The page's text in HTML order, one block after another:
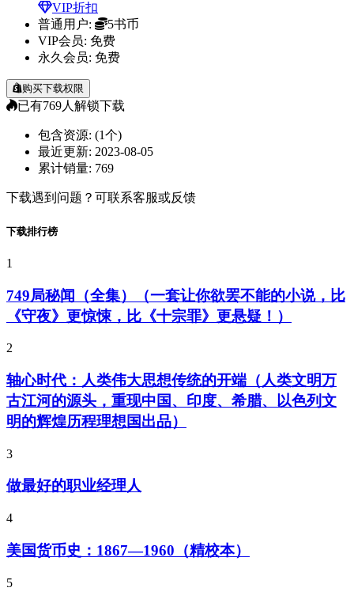
VIP折扣
普通用户:
5书币
VIP会员: 免费
永久会员: 免费
购买下载权限
已有769人解锁下载
包含资源: (1个)
最近更新: 2023-08-05
累计销量: 769
下载遇到问题？可联系客服或反馈
下载排行榜
1
749局秘闻（全集）（一套让你欲罢不能的小说，比
《守夜》更惊悚，比《十宗罪》更悬疑！）
2
轴心时代：人类伟大思想传统的开端（人类文明万
古江河的源头，重现中国、印度、希腊、以色列文
明的辉煌历程理想国出品）
3
做最好的职业经理人
4
美国货币史：1867—1960（精校本）
5